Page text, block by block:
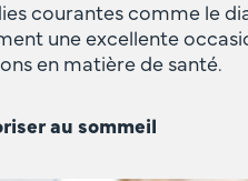
courantes comme le
une excellente
en matière de santé.
au sommeil